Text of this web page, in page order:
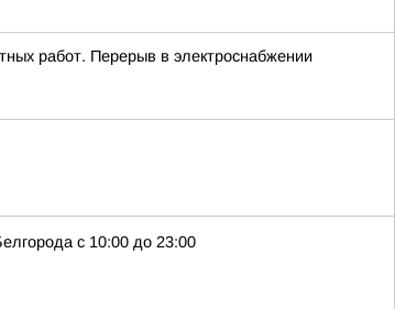
работ. Перерыв в электроснабжении
с 10:00 до 23:00